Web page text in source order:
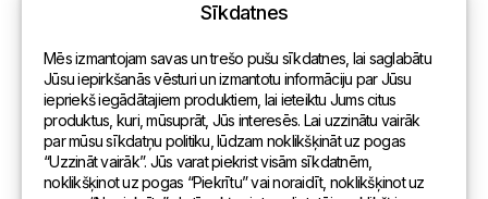
Kontakti
Vispārēja informācija
Pārstāvniecības pasaulē
Adrese
Sīkdatnes
Mēs izmantojam savas un trešo pušu sīkdatnes, lai saglabātu
Jūsu iepirkšanās vēsturi un izmantotu informāciju par Jūsu
iepriekš iegādātajiem produktiem, lai ieteiktu Jums citus
produktus, kuri, mūsuprāt, Jūs interesēs. Lai uzzinātu vairāk
par mūsu sīkdatņu politiku, lūdzam noklikšķināt uz pogas
“Uzzināt vairāk”. Jūs varat piekrist visām sīkdatnēm,
noklikšķinot uz pogas “Piekrītu” vai noraidīt, noklikšķinot uz